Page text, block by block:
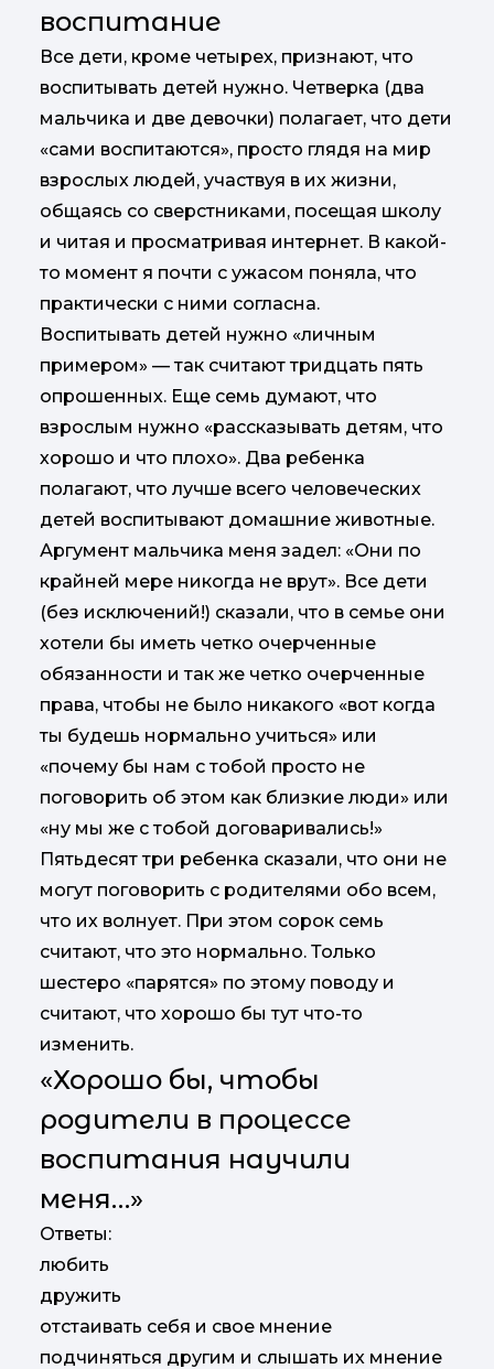
воспитание
Все дети, кроме четырех, признают, что
воспитывать детей нужно. Четверка (два
мальчика и две девочки) полагает, что дети
«сами воспитаются», просто глядя на мир
взрослых людей, участвуя в их жизни,
общаясь со сверстниками, посещая школу
и читая и просматривая интернет. В какой-
то момент я почти с ужасом поняла, что
практически с ними согласна.
Воспитывать детей нужно «личным
примером» — так считают тридцать пять
опрошенных. Еще семь думают, что
взрослым нужно «рассказывать детям, что
хорошо и что плохо». Два ребенка
полагают, что лучше всего человеческих
детей воспитывают домашние животные.
Аргумент мальчика меня задел: «Они по
крайней мере никогда не врут». Все дети
(без исключений!) сказали, что в семье они
хотели бы иметь четко очерченные
обязанности и так же четко очерченные
права, чтобы не было никакого «вот когда
ты будешь нормально учиться» или
«почему бы нам с тобой просто не
поговорить об этом как близкие люди» или
«ну мы же с тобой договаривались!»
Пятьдесят три ребенка сказали, что они не
могут поговорить с родителями обо всем,
что их волнует. При этом сорок семь
считают, что это нормально. Только
шестеро «парятся» по этому поводу и
считают, что хорошо бы тут что-то
изменить.
«Хорошо бы, чтобы
родители в процессе
воспитания научили
меня…»
Ответы:
любить
дружить
отстаивать себя и свое мнение
подчиняться другим и слышать их мнение